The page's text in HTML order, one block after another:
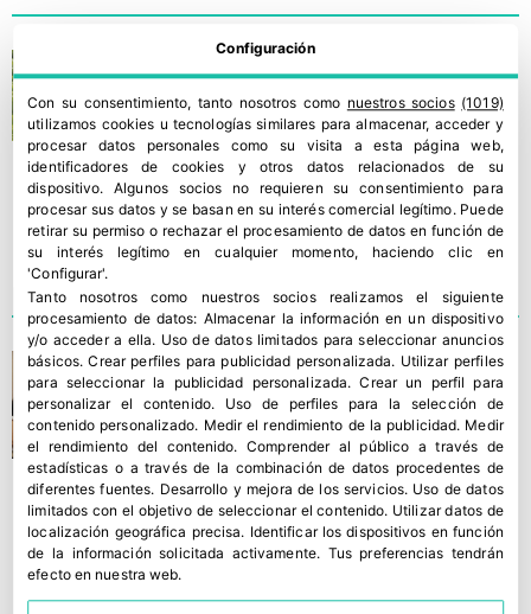
Las lechugas de Bejo se
fortalecen más frente a la
Bremia
El Comité de lechuga de
FEPEX analiza la campaña
Configuración
Con su consentimiento, tanto nosotros como nuestros socios (1019)
utilizamos cookies u tecnologías similares para almacenar, acceder y
procesar datos personales como su visita a esta página web,
identificadores de cookies y otros datos relacionados de su
dispositivo. Algunos socios no requieren su consentimiento para
procesar sus datos y se basan en su interés comercial legítimo. Puede
retirar su permiso o rechazar el procesamiento de datos en función de
su interés legítimo en cualquier momento, haciendo clic en
'Configurar'.
Tanto nosotros como nuestros socios realizamos el siguiente
procesamiento de datos: Almacenar la información en un dispositivo
y/o acceder a ella. Uso de datos limitados para seleccionar anuncios
básicos.Crear perfiles para publicidad personalizada. Utilizar perfiles
para seleccionar la publicidad personalizada.Crear un perfil para
personalizar el contenido. Uso de perfiles para la selección de
contenido personalizado. Medir el rendimiento de la publicidad. Medir
el rendimiento del contenido.Comprender al público a través de
estadísticas o a través de la combinación de datos procedentes de
diferentes fuentes. Desarrollo y mejora de los servicios. Uso de datos
limitados con el objetivo de seleccionar el contenido. Utilizar datos de
localización geográfica precisa. Identificar los dispositivos en función
de la información solicitada activamente. Tus preferencias tendrán
efecto en nuestra web.